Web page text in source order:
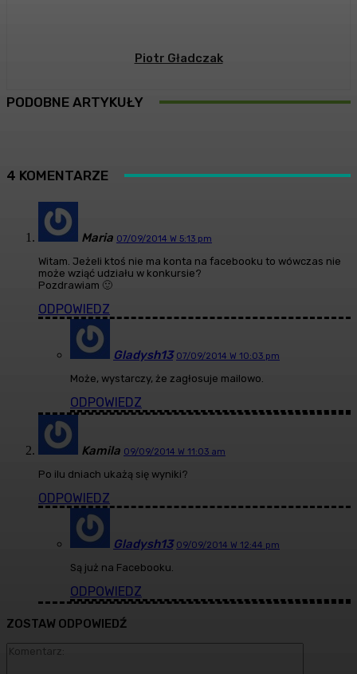
Piotr Gładczak
PODOBNE ARTYKUŁY
4 KOMENTARZE
Maria 07/09/2014 W 5:13 pm
Witam. Jeżeli ktoś nie ma konta na facebooku to wówczas nie
może wziąć udziału w konkursie?
Pozdrawiam 🙂
ODPOWIEDZ
Gladysh13 07/09/2014 W 10:03 pm
Może, wystarczy, że zagłosuje mailowo.
ODPOWIEDZ
Kamila 09/09/2014 W 11:03 am
Po ilu dniach ukażą się wyniki?
ODPOWIEDZ
Gladysh13 09/09/2014 W 12:44 pm
Są już na Facebooku.
ODPOWIEDZ
ZOSTAW ODPOWIEDŹ